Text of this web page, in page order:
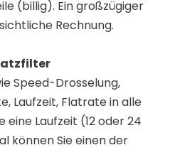
(billig). Ein großzügiger
Rechnung.
Speed-Drosselung,
Laufzeit, Flatrate in alle
eine Laufzeit (12 oder 24
können Sie einen der